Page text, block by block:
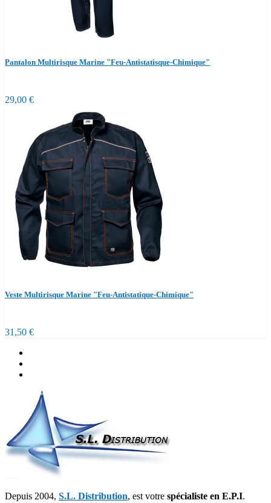
Pantalon Multirisque Marine "Feu-Antistatisque-Chimique"
29,00 €
Veste Multirisque Marine "Feu-Antistatique-Chimique"
31,50 €
Depuis 2004, S.L. Distribution, est votre spécialiste en E.P.I.